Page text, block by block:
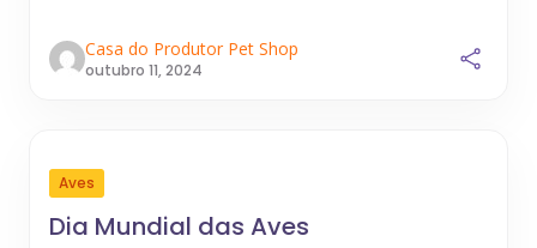
Casa do Produtor Pet Shop
outubro 11, 2024
Aves
Dia Mundial das Aves